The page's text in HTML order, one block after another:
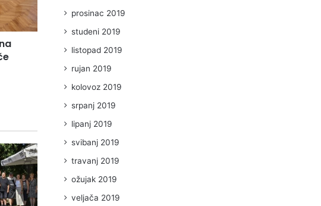
prosinac 2019
studeni 2019
listopad 2019
rujan 2019
kolovoz 2019
srpanj 2019
lipanj 2019
svibanj 2019
travanj 2019
ožujak 2019
veljača 2019